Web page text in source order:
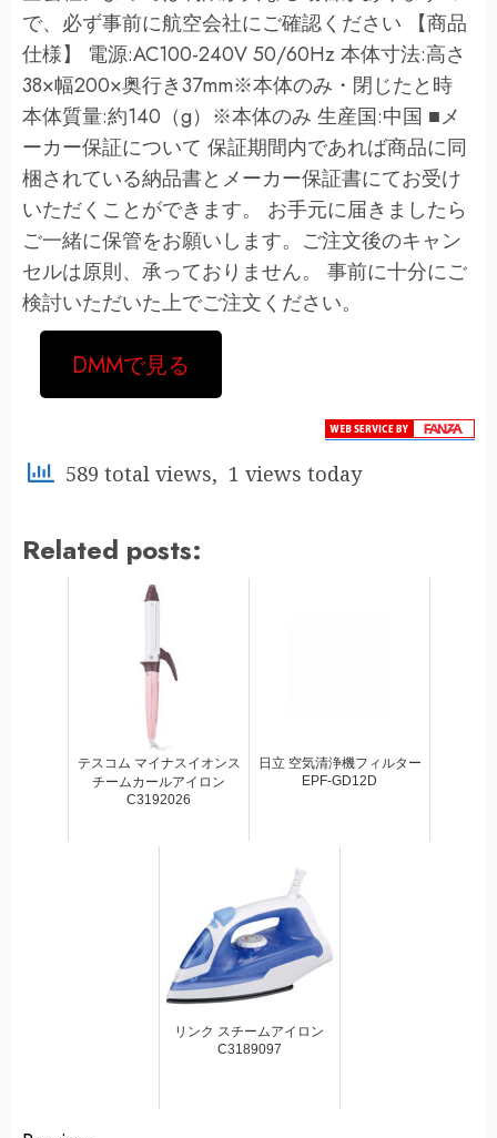
で、必ず事前に航空会社にご確認ください 【商品
仕様】 電源:AC100-240V 50/60Hz 本体寸法:高さ
38×幅200×奥行き37mm※本体のみ・閉じたと時
本体質量:約140（g）※本体のみ 生産国:中国 ■メ
ーカー保証について 保証期間内であれば商品に同
梱されている納品書とメーカー保証書にてお受け
いただくことができます。 お手元に届きましたら
ご一緒に保管をお願いします。ご注文後のキャン
セルは原則、承っておりません。 事前に十分にご
検討いただいた上でご注文ください。
DMMで見る
589 total views, 1 views today
Related posts:
テスコム マイナスイオンス
チームカールアイロン
C3192026
日立 空気清浄機フィルター
EPF-GD12D
リンク スチームアイロン
C3189097